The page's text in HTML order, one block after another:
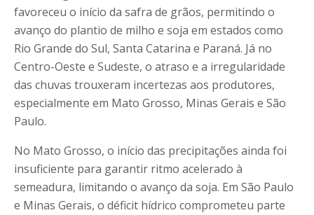
favoreceu o início da safra de grãos, permitindo o
avanço do plantio de milho e soja em estados como
Rio Grande do Sul, Santa Catarina e Paraná. Já no
Centro-Oeste e Sudeste, o atraso e a irregularidade
das chuvas trouxeram incertezas aos produtores,
especialmente em Mato Grosso, Minas Gerais e São
Paulo.
No Mato Grosso, o início das precipitações ainda foi
insuficiente para garantir ritmo acelerado à
semeadura, limitando o avanço da soja. Em São Paulo
e Minas Gerais, o déficit hídrico comprometeu parte